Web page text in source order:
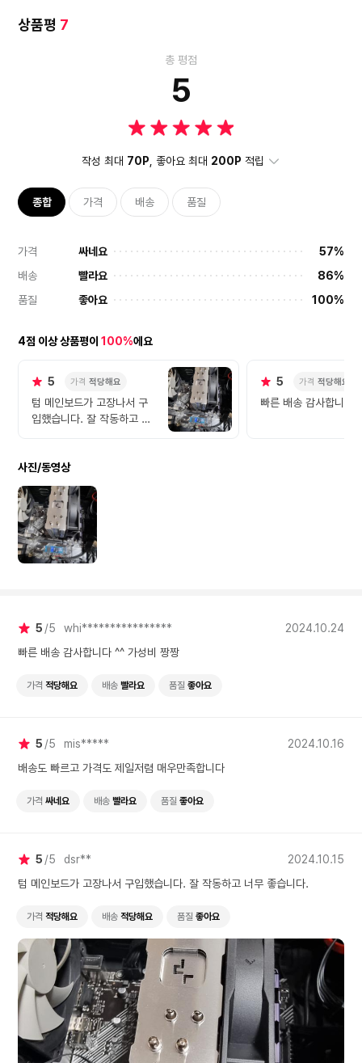
상품평 7
총 평점
5
작성 최대 70P , 좋아요 최대 200P 적립
종합 가격 배송 품질
가격 싸네요
57%
배송
빨라요
86%
품질
좋아요 100%
4점 이상 상품평이 100%에요
5 가격 적당해요
텀 메인보드가 고장나서 구
입했습니다. 잘 작동하고 너
5 가격 적당해요
빠른 배송 감사합니다
사진/동영상
5 5 whi****************
2024.10.24
빠른 배송 감사합니다 ^^ 가성비 짱짱
가격 적당해요 배송 빨라요 품질 좋아요
5 5 mis*****
2024.10.16
배송도 빠르고 가격도 제일저렴 매우만족합니다
가격 싸네요 배송 빨라요 품질 좋아요
5 5 dsr**
2024.10.15
텀 메인보드가 고장나서 구입했습니다. 잘 작동하고 너무 좋습니다.
가격 적당해요 배송 적당해요 품질 좋아요